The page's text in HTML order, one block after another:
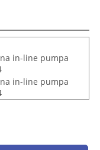
in-line pumpa
in-line pumpa